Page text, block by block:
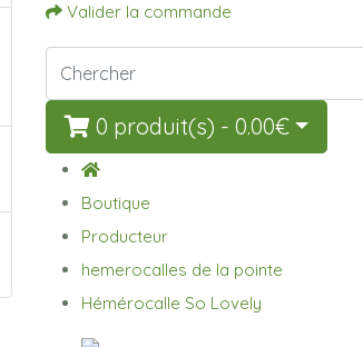
Valider la commande
0 produit(s) - 0.00€
Boutique
Producteur
hemerocalles de la pointe
Hémérocalle So Lovely